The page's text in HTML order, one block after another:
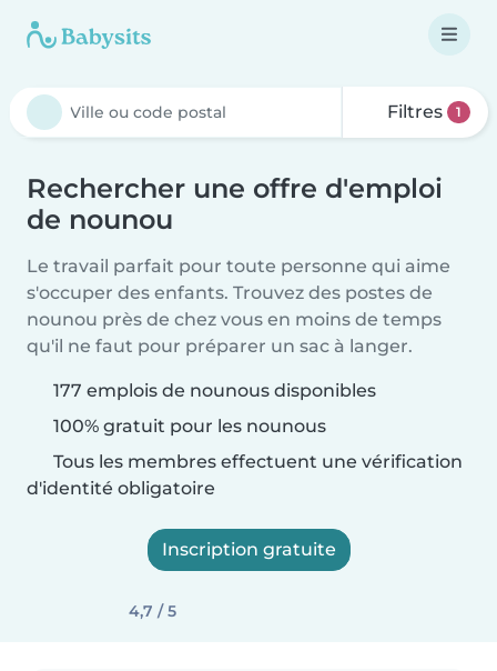
Filtres 1
Rechercher une offre d'emploi
de nounou
Le travail parfait pour toute personne qui aime
s'occuper des enfants. Trouvez des postes de
nounou près de chez vous en moins de temps
qu'il ne faut pour préparer un sac à langer.
177 emplois de nounous disponibles
100% gratuit pour les nounous
Tous les membres effectuent une vérification
d'identité obligatoire
Inscription gratuite
4,7 / 5